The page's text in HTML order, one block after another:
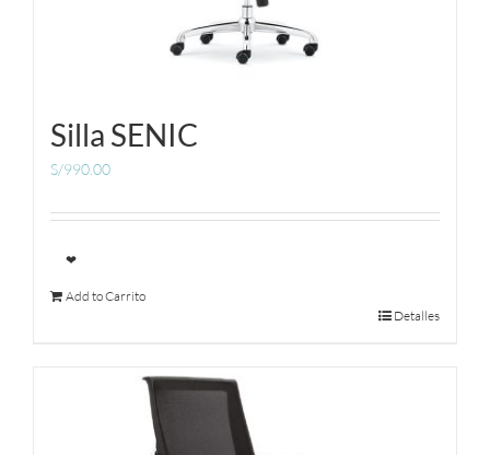
Silla SENIC
S/990.00
❤
Add to Carrito
Detalles